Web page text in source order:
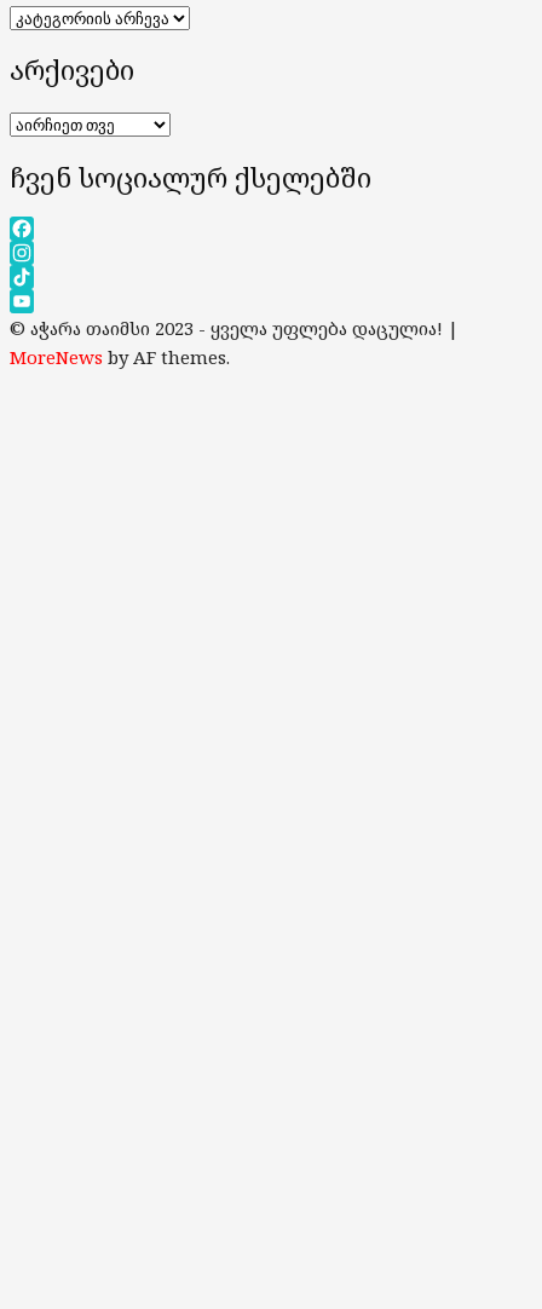
კატეგორიები
არქივები
არქივები
ჩვენ სოციალურ ქსელებში
Facebook
Instagram
TikTok
YouTube
Channel
© აჭარა თაიმსი 2023 - ყველა უფლება დაცულია! |
MoreNews by AF themes.